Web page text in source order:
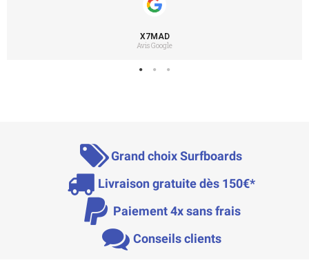
X7MAD
Avis Google
Grand choix Surfboards
Livraison gratuite dès 150€*
Paiement 4x sans frais
Conseils clients